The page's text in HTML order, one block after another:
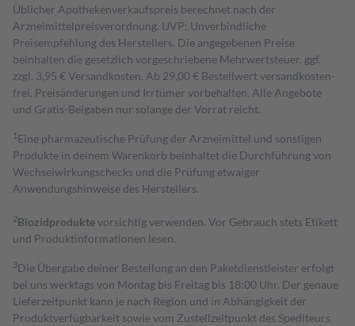
Üblicher Apothekenverkaufspreis berechnet nach der
Arzneimittelpreisverordnung. UVP: Unverbindliche
Preisempfehlung des Herstellers. Die angegebenen Preise
beinhalten die gesetzlich vorgeschriebene Mehrwertsteuer, ggf.
zzgl. 3,95 € Versandkosten. Ab 29,00 € Bestell­wert versand­kosten­
frei. Preisänderungen und Irrtümer vorbehalten. Alle Angebote
und Gratis-Beigaben nur solange der Vorrat reicht.
1 Eine pharmazeutische Prüfung der Arzneimittel und sonstigen
Produkte in deinem Warenkorb beinhaltet die Durchführung von
Wechselwirkungschecks und die Prüfung etwaiger
Anwendungshinweise des Herstellers.
2Biozidproduktevorsichtig verwenden. Vor Gebrauch stets Etikett
und Produktinformationen lesen.
3Die Übergabe deiner Bestellung an den Paketdienstleister erfolgt
bei uns werktags von Montag bis Freitag bis 18:00 Uhr. Der genaue
Lieferzeitpunkt kann je nach Region und in Abhängigkeit der
Produktverfügbarkeit sowie vom Zustellzeitpunkt des Spediteurs